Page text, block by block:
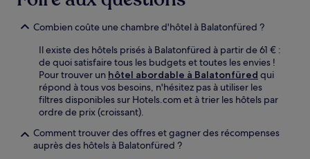
Combien coûte une chambre d'hôtel à Balatonfüred ?
Il existe des hôtels prisés à Balatonfüred à partir de 61 € :
de quoi satisfaire tous les budgets et toutes les envies !
Pour trouver un hôtel abordable à Balatonfüred qui
répond à tous vos besoins, n'hésitez pas à utiliser les
filtres disponibles sur Hotels.com et à trier les hôtels par
ordre de prix (croissant).
Comment trouver des offres et gagner des récompenses
auprès des hôtels à Balatonfüred ?